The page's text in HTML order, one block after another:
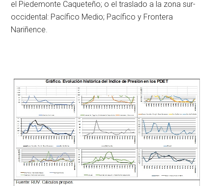
el Piedemonte Caqueteño; o el traslado a la zona sur-
occidental: Pacífico Medio; Pacífico y Frontera
Nariñence.